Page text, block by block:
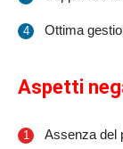
Ottima
Aspetti
Assenza del